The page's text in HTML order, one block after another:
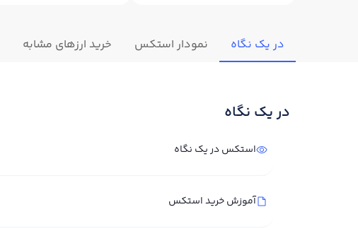
در یک نگاه نمودار استکس خرید ارزهای مشابه
در یک نگاه
استکس در یک نگاه
آموزش خرید استکس